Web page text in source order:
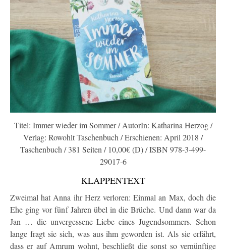
Titel: Immer wieder im Sommer / AutorIn: Katharina Herzog /
Verlag: Rowohlt Taschenbuch / Erschienen: April 2018 /
Taschenbuch / 381 Seiten / 10,00€ (D) / ISBN 978-3-499-
29017-6
KLAPPENTEXT
Zweimal hat Anna ihr Herz verloren: Einmal an Max, doch die
Ehe ging vor fünf Jahren übel in die Brüche. Und dann war da
Jan … die unvergessene Liebe eines Jugendsommers. Schon
lange fragt sie sich, was aus ihm geworden ist. Als sie erfährt,
dass er auf Amrum wohnt, beschließt die sonst so vernünftige